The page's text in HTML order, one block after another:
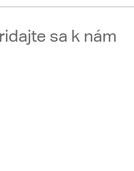
sa k nám